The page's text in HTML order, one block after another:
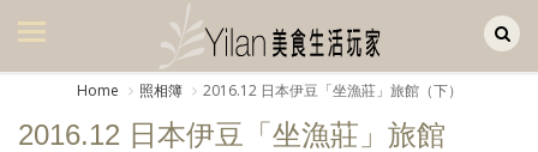
美食集
美飲集
Home 照相簿 2016.12 日本伊豆「坐漁莊」旅館（下）
2016.12 日本伊豆「坐漁莊」旅館